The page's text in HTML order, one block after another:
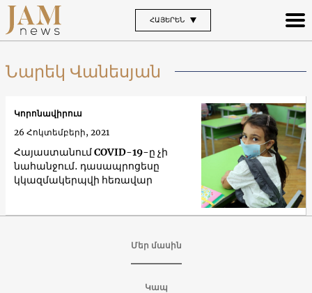
ՀԱՅԵՐԵՆ
Նարեկ Վանեսյան
Հայաստանում COVID-19-ը չի
նահանջում․ դասապրոցեսը
կկազմակերպվի հեռավար
Կորոնավիրուս
26 Հոկտեմբերի, 2021
Մեր մասին
Կապ